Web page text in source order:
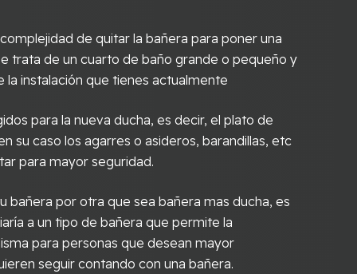
de quitar la bañera para poner una
trata de un cuarto de baño grande o pequeño y
la instalación que tienes actualmente
para la nueva ducha, es decir, el plato de
su caso los agarres o asideros, barandillas, etc
para mayor seguridad.
bañera por otra que sea bañera mas ducha, es
a un tipo de bañera que permite la
para personas que desean mayor
seguir contando con una bañera.